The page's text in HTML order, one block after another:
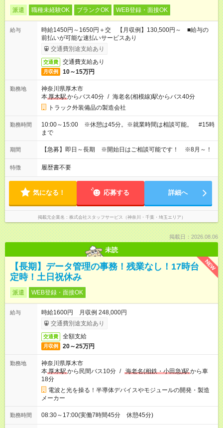
派遣 職種未経験OK ブランクOK WEB登録・面接OK
給与
時給1450円～1650円＋交 【月収例】130,500円～ ■給与の
前払いが可能な速払いサービスあり
交通費別途支給あり
交通費 交通費支給あり
月収例 10～15万円
勤務地
神奈川県厚木市
本厚木駅からバス40分 / 海老名(相模線)駅からバス40分
トラック外装備品の製造会社
勤務時間
10:00～15:00 ※休憩は45分。※就業時間は相談可能。 #15時
まで
期間 【急募】即日～長期 ※開始日はご相談可能です！ ※8月～！
特徴 履歴書不要
気になる！ 応募する 詳細へ
掲載元企業名 株式会社スタッフサービス（神奈川・千葉・埼玉エリア）
掲載日：2026.08.06
未読
NEW
【長期】データ管理の事務！残業なし！17時台
定時！土日祝休み
派遣 WEB登録・面接OK
給与
時給1600円 月収例 248,000円
交通費別途支給あり
交通費 全額支給
月収例 20～25万円
勤務地
神奈川県厚木市
本厚木駅から民間バス10分 / 海老名(相鉄・小田急)駅から車
18分
電波と光を操る！半導体デバイスやモジュールの開発・製造
メーカー
勤務時間 08:30～17:00(実働7時間45分 休憩45分)